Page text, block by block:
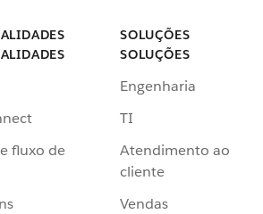
fluxo de
SOLUÇÕES
SOLUÇÕES
Engenharia
TI
Atendimento ao
cliente
Vendas